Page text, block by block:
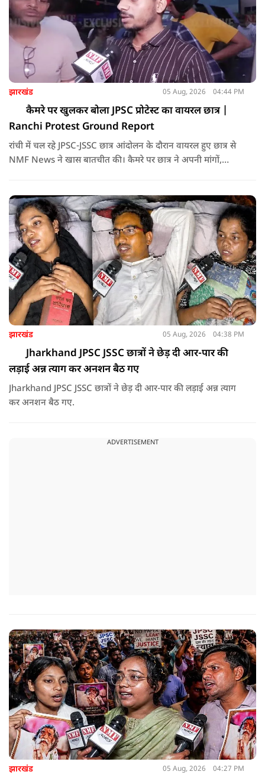
झारखंड 05 Aug, 2026 04:44 PM
कैमरे पर खुलकर बोला JPSC प्रोटेस्ट का वायरल छात्र |
Ranchi Protest Ground Report
रांची में चल रहे JPSC-JSSC छात्र आंदोलन के दौरान वायरल हुए छात्र से
NMF News ने खास बातचीत की। कैमरे पर छात्र ने अपनी मांगों,
झारखंड 05 Aug, 2026 04:38 PM
Jharkhand JPSC JSSC छात्रों ने छेड़ दी आर-पार की
लड़ाई अन्न त्याग कर अनशन बैठ गए
Jharkhand JPSC JSSC छात्रों ने छेड़ दी आर-पार की लड़ाई अन्न त्याग
कर अनशन बैठ गए.
ADVERTISEMENT
झारखंड 05 Aug, 2026 04:27 PM